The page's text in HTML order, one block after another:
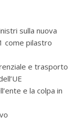
sulla nuova
come pilastro
e trasporto
e la colpa in